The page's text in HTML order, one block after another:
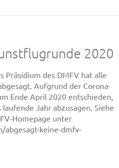
2020
Präsidium des DMFV hat alle
Aufgrund der Corona-
Ende April 2020 entschieden,
Jahr abzusagen. Siehe
Homepage unter
abgesagt-keine-dmfv-